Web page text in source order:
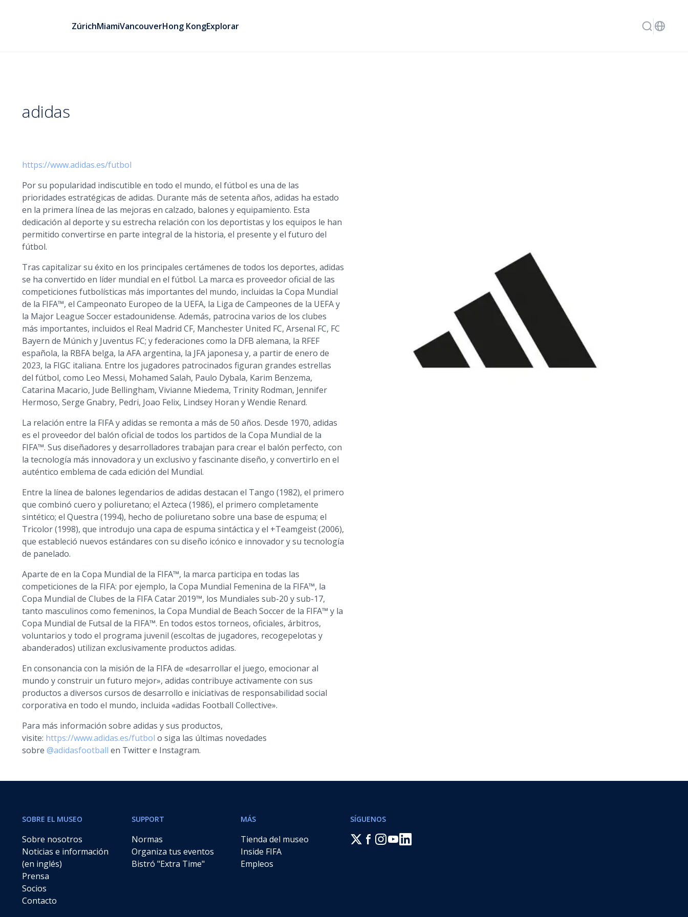
ZúrichMiamiVancouverHong KongExplorar
adidas
https://www.adidas.es/futbol
Por su popularidad indiscutible en todo el mundo, el fútbol es una de las
prioridades estratégicas de adidas. Durante más de setenta años, adidas ha estado
en la primera línea de las mejoras en calzado, balones y equipamiento. Esta
dedicación al deporte y su estrecha relación con los deportistas y los equipos le han
permitido convertirse en parte integral de la historia, el presente y el futuro del
fútbol.
Tras capitalizar su éxito en los principales certámenes de todos los deportes, adidas
se ha convertido en líder mundial en el fútbol. La marca es proveedor oficial de las
competiciones futbolísticas más importantes del mundo, incluidas la Copa Mundial
de la FIFA™, el Campeonato Europeo de la UEFA, la Liga de Campeones de la UEFA y
la Major League Soccer estadounidense. Además, patrocina varios de los clubes
más importantes, incluidos el Real Madrid CF, Manchester United FC, Arsenal FC, FC
Bayern de Múnich y Juventus FC; y federaciones como la DFB alemana, la RFEF
española, la RBFA belga, la AFA argentina, la JFA japonesa y, a partir de enero de
2023, la FIGC italiana. Entre los jugadores patrocinados figuran grandes estrellas
del fútbol, como Leo Messi, Mohamed Salah, Paulo Dybala, Karim Benzema,
Catarina Macario, Jude Bellingham, Vivianne Miedema, Trinity Rodman, Jennifer
Hermoso, Serge Gnabry, Pedri, Joao Felix, Lindsey Horan y Wendie Renard.
La relación entre la FIFA y adidas se remonta a más de 50 años. Desde 1970, adidas
es el proveedor del balón oficial de todos los partidos de la Copa Mundial de la
FIFA™. Sus diseñadores y desarrolladores trabajan para crear el balón perfecto, con
la tecnología más innovadora y un exclusivo y fascinante diseño, y convertirlo en el
auténtico emblema de cada edición del Mundial.
Entre la línea de balones legendarios de adidas destacan el Tango (1982), el primero
que combinó cuero y poliuretano; el Azteca (1986), el primero completamente
sintético; el Questra (1994), hecho de poliuretano sobre una base de espuma; el
Tricolor (1998), que introdujo una capa de espuma sintáctica y el +Teamgeist (2006),
que estableció nuevos estándares con su diseño icónico e innovador y su tecnología
de panelado.
Aparte de en la Copa Mundial de la FIFA™, la marca participa en todas las
competiciones de la FIFA: por ejemplo, la Copa Mundial Femenina de la FIFA™, la
Copa Mundial de Clubes de la FIFA Catar 2019™, los Mundiales sub-20 y sub-17,
tanto masculinos como femeninos, la Copa Mundial de Beach Soccer de la FIFA™ y la
Copa Mundial de Futsal de la FIFA™. En todos estos torneos, oficiales, árbitros,
voluntarios y todo el programa juvenil (escoltas de jugadores, recogepelotas y
abanderados) utilizan exclusivamente productos adidas.
En consonancia con la misión de la FIFA de «desarrollar el juego, emocionar al
mundo y construir un futuro mejor», adidas contribuye activamente con sus
productos a diversos cursos de desarrollo e iniciativas de responsabilidad social
corporativa en todo el mundo, incluida «adidas Football Collective».
Para más información sobre adidas y sus productos,
visite: https://www.adidas.es/futbol o siga las últimas novedades
sobre @adidasfootball en Twitter e Instagram.
SOBRE EL MUSEO
Sobre nosotros
Noticias e información
(en inglés)
Prensa
Socios
Contacto
SUPPORT
Normas
Organiza tus eventos
Bistró "Extra Time"
MÁS
Tienda del museo
Inside FIFA
Empleos
SÍGUENOS